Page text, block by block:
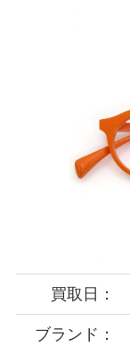
買取日：
ブランド：